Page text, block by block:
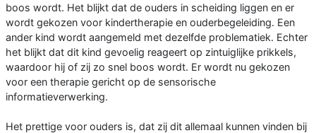
boos wordt. Het blijkt dat de ouders in scheiding liggen en er
wordt gekozen voor kindertherapie en ouderbegeleiding. Een
ander kind wordt aangemeld met dezelfde problematiek. Echter
het blijkt dat dit kind gevoelig reageert op zintuiglijke prikkels,
waardoor hij of zij zo snel boos wordt. Er wordt nu gekozen
voor een therapie gericht op de sensorische
informatieverwerking.
Het prettige voor ouders is, dat zij dit allemaal kunnen vinden bij